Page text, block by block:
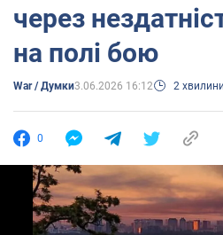
через
на полі бою
War / Думки3.06.2026 16:12 2 хвилини
0